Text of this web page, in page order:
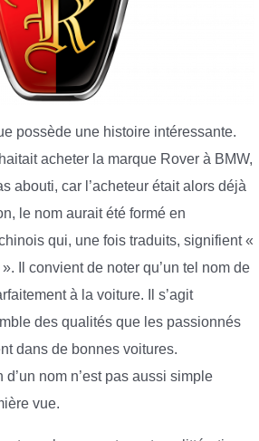
possède une histoire intéressante.
acheter la marque Rover à BMW,
abouti, car l’acheteur était alors déjà
le nom aurait été formé en
qui, une fois traduits, signifient «
Il convient de noter qu’un tel nom de
à la voiture. Il s’agit
des qualités que les passionnés
dans de bonnes voitures.
nom n’est pas aussi simple
vue.